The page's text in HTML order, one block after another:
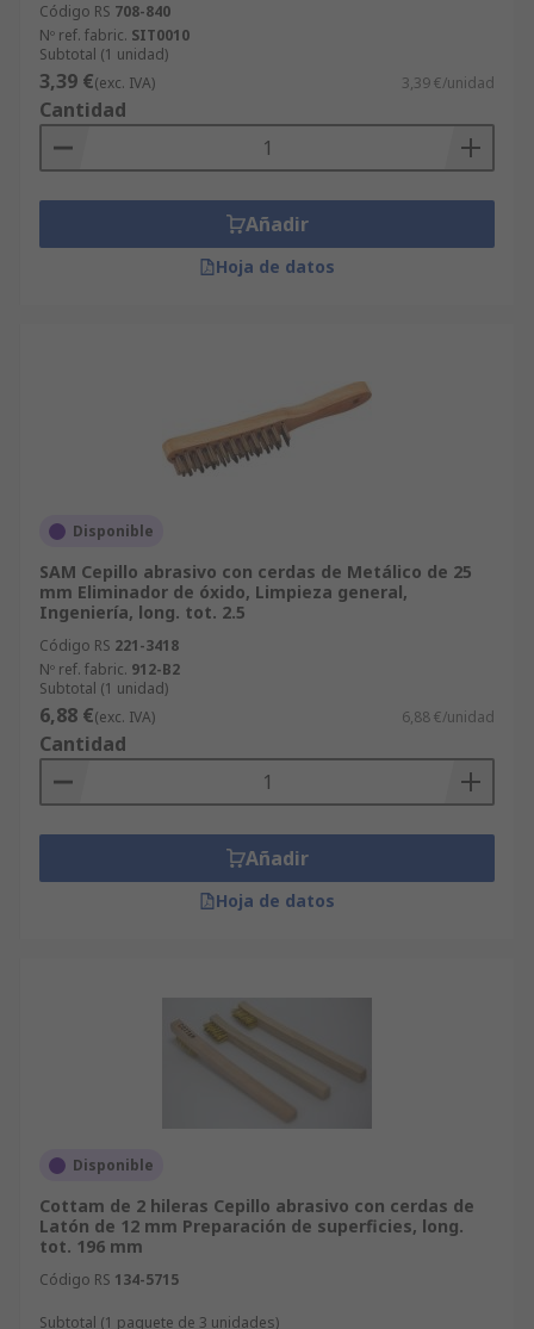
Código RS 708-840
Nº ref. fabric. SIT0010
Subtotal (1 unidad)
3,39 €(exc. IVA) 3,39 €/unidad
Cantidad
Añadir
Hoja de datos
Disponible
SAM Cepillo abrasivo con cerdas de Metálico de 25
mm Eliminador de óxido, Limpieza general,
Ingeniería, long. tot. 2.5
Código RS 221-3418
Nº ref. fabric. 912-B2
Subtotal (1 unidad)
6,88 €(exc. IVA) 6,88 €/unidad
Cantidad
Añadir
Hoja de datos
Disponible
Cottam de 2 hileras Cepillo abrasivo con cerdas de
Latón de 12 mm Preparación de superficies, long.
tot. 196 mm
Código RS 134-5715
Subtotal (1 paquete de 3 unidades)